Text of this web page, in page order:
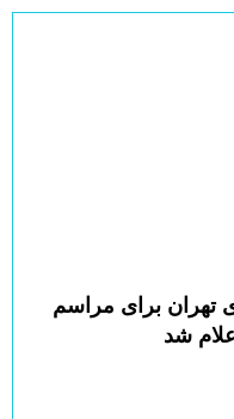
تهران برای مراسم
شد